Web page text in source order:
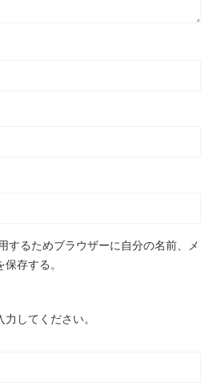
するためブラウザーに自分の名前、メ
存する。
してください。